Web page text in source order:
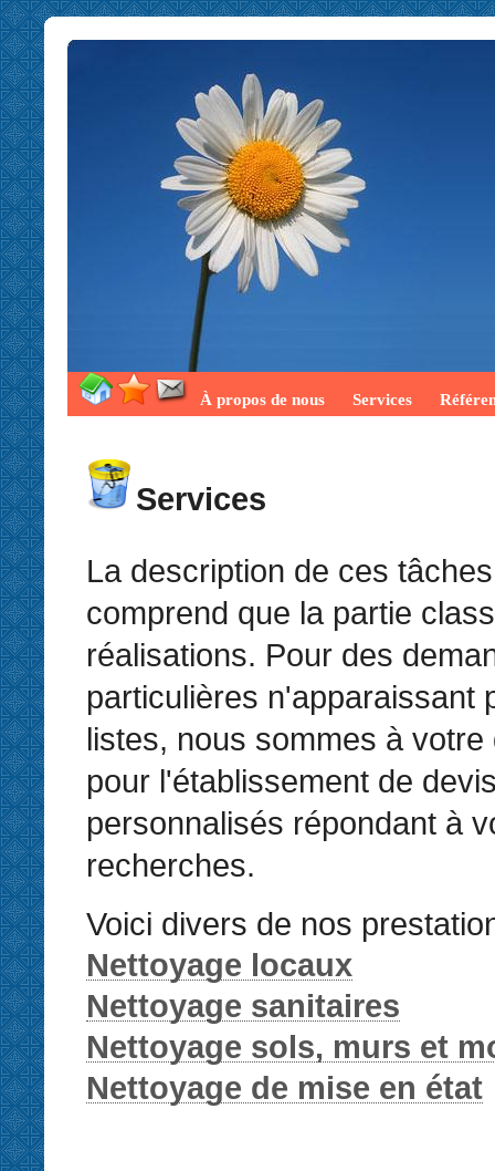
À propos de nous Services
Services
La description de ces
comprend que la partie
réalisations. Pour des
particulières n'apparaissant
listes, nous sommes à votre
pour l'établissement de
personnalisés répondant à
recherches.
Voici divers de nos
Nettoyage locaux
Nettoyage sanitaires
Nettoyage sols, murs et
Nettoyage de mise en état